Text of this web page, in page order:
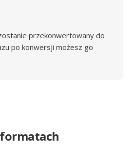
przekonwertowany do
po konwersji możesz go